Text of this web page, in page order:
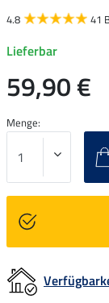
4.8 41
Lieferbar
59,90 €
Menge: